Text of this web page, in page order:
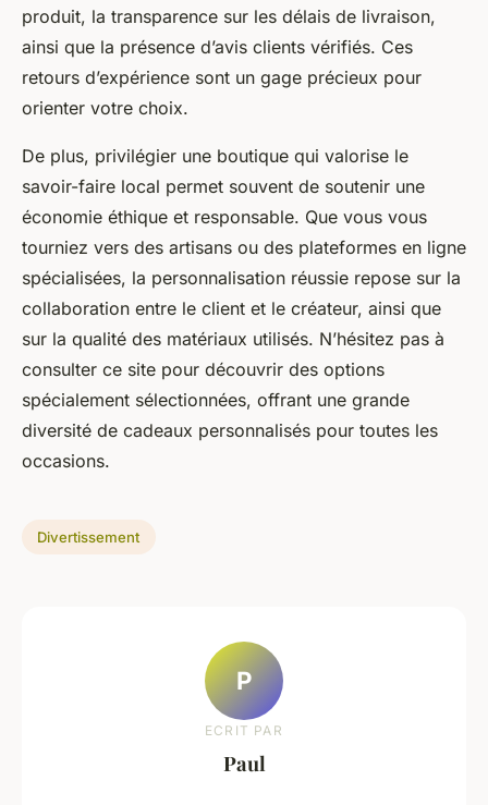
produit, la transparence sur les délais de livraison,
ainsi que la présence d’avis clients vérifiés. Ces
retours d’expérience sont un gage précieux pour
orienter votre choix.
De plus, privilégier une boutique qui valorise le
savoir-faire local permet souvent de soutenir une
économie éthique et responsable. Que vous vous
tourniez vers des artisans ou des plateformes en ligne
spécialisées, la personnalisation réussie repose sur la
collaboration entre le client et le créateur, ainsi que
sur la qualité des matériaux utilisés. N’hésitez pas à
consulter ce site pour découvrir des options
spécialement sélectionnées, offrant une grande
diversité de cadeaux personnalisés pour toutes les
occasions.
Divertissement
P
ECRIT PAR
Paul